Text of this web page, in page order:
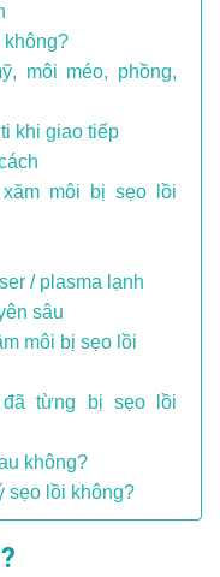
không?
môi méo, phồng,
khi giao tiếp
môi bị sẹo lồi
/ plasma lạnh
sâu
môi bị sẹo lồi
từng bị sẹo lồi
không?
sẹo lồi không?